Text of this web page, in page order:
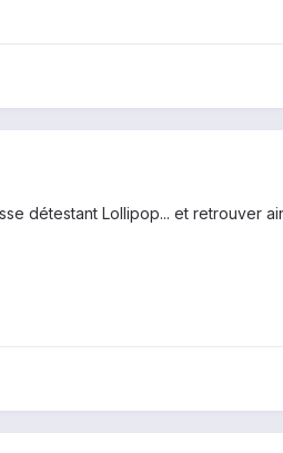
détestant Lollipop... et retrouver